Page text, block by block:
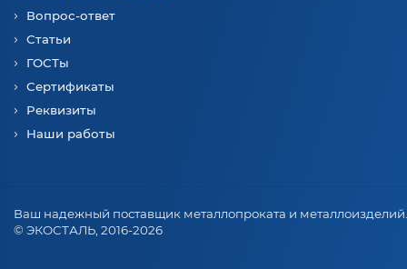
Вопрос-ответ
Статьи
ГОСТы
Сертификаты
Реквизиты
Наши работы
Ваш надежный поставщик металлопроката и металлоизделий.
© ЭКОСТАЛЬ, 2016-2026